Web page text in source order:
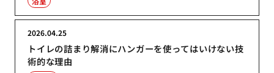
トイレの詰まり解消にハンガーを使ってはいけない技
術的な理由
2026.04.25